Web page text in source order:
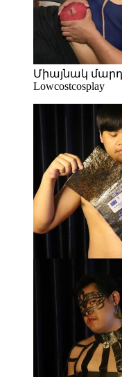
Միայնակ
Lowcostcosplay